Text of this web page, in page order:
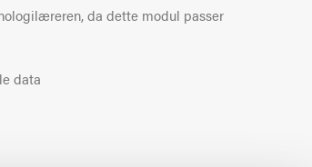
da dette modul passer
data